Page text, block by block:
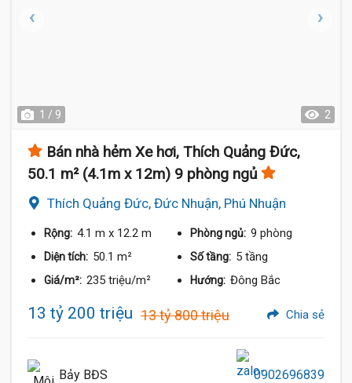
1 / 9 2
Bán nhà hẻm Xe hơi, Thích Quảng Đức,
50.1 m² (4.1m x 12m) 9 phòng ngủ
Thích Quảng Đức, Đức Nhuận, Phú Nhuận
Rộng: 4.1 m x 12.2 m Phòng ngủ: 9 phòng
Diện tích: 50.1 m² Số tầng: 5 tầng
Giá/m²: 235 triệu/m² Hướng: Đông Bắc
13 tỷ 200 triệu 13 tỷ 800 triệu Chia sẻ
Bảy BĐS 0902696839